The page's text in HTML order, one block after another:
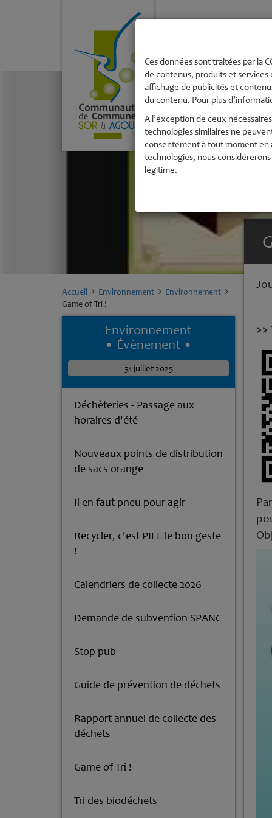
Accueil Environnement
Environnement
Game of Tri !
Environnement
• Évènement •
31 juillet 2025
Déchèteries - Passage aux
horaires d'été
Nouveaux points de distribution
de sacs orange
Il en faut pneu pour agir
Recycler, c'est PILE le bon geste
!
Calendriers de collecte 2026
Demande de subvention SPANC
Stop pub
Guide de prévention de déchets
Rapport annuel de collecte des
déchets
Game of Tri !
Tri des biodéchets
Ces données sont traitées par la
de contenus, produits et services
affichage de publicités et
du contenu. Pour plus
A l’exception de ceux
technologies similaires ne
consentement à tout moment en
technologies, nous
légitime.